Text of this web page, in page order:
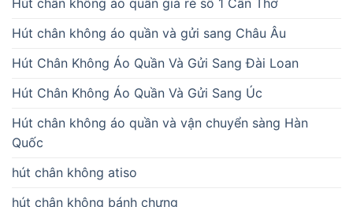
Hút chân không áo quần giá rẻ số 1 Cần Thơ
Hút chân không áo quần và gửi sang Châu Âu
Hút Chân Không Áo Quần Và Gửi Sang Đài Loan
Hút Chân Không Áo Quần Và Gửi Sang Úc
Hút chân không áo quần và vận chuyển sàng Hàn
Quốc
hút chân không atiso
hút chân không bánh chưng